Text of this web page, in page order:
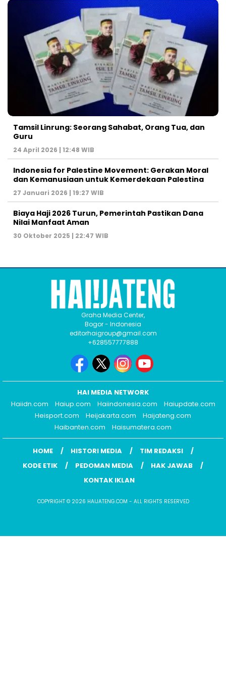
Tamsil Linrung: Seorang Sahabat, Orang Tua, dan
Guru
24 April 2026 | 12:48 WIB
Indonesia for Palestine Movement: Gerakan Moral
dan Kemanusiaan untuk Kemerdekaan Palestina
27 Januari 2026 | 19:27 WIB
Biaya Haji 2026 Turun, Pemerintah Pastikan Dana
Nilai Manfaat Aman
30 Oktober 2025 | 22:47 WIB
Graha Media Center,
Bogor - Indonesia
editorhaigroup@gmail.com
+628557777888
HAI MEDIA NETWORK
Haiidn.com
Haiup.com Haiindonesia.com
Haiupdate.com
Heisport.com
Heijakarta.com
Haijateng.com
Haibanten.com
Haisumatera.com
HOME HISTORI MEDIA
TIM REDAKSI
KODE ETIK
PEDOMAN MEDIA
HAK JAWAB
KONTAK IKLAN
COPYRIGHT © 2026 HAIJATENG.COM - ALL RIGHTS RESERVED